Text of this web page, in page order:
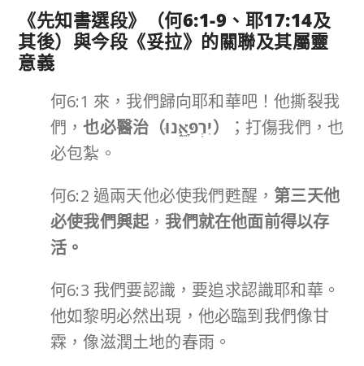
《先知書選段》（何6:1-9 、耶17:14及
其後）與今段《妥拉》的關聯及其屬靈
意義
何6:1 來，我們歸向耶和華吧！他撕裂我
們，也必醫治（יִרְפָּאֵ֑נוּ）
；打傷我們，也
必包紮。
何6:2 過兩天他必使我們甦醒， 第三天他
必使我們興起， 我們就在他面前得以存
活。
何6:3 我們要認識，要追求認識耶和華。
他如黎明必然出現，他必臨到我們像甘
霖，像滋潤土地的春雨。